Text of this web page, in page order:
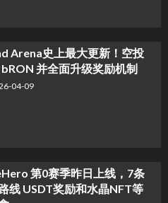
Arena史上最大更新！空投
并全面升级奖励机制
04-09
第0赛季昨日上线，7条
线 USDT奖励和水晶NFT等